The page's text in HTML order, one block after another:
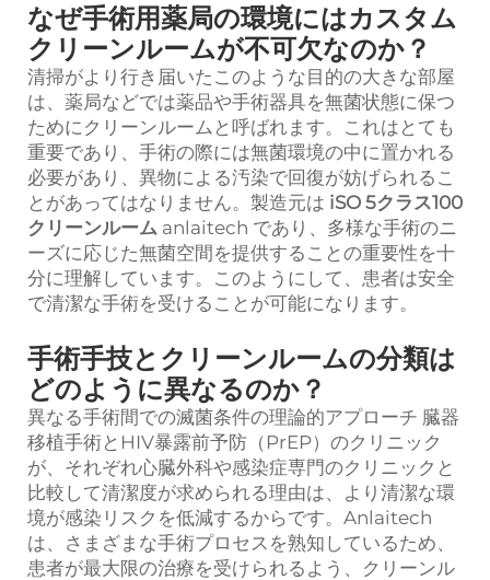
なぜ手術用薬局の環境にはカスタム
クリーンルームが不可欠なのか？
清掃がより行き届いたこのような目的の大きな部屋
は、薬局などでは薬品や手術器具を無菌状態に保つ
ためにクリーンルームと呼ばれます。これはとても
重要であり、手術の際には無菌環境の中に置かれる
必要があり、異物による汚染で回復が妨げられるこ
とがあってはなりません。製造元は iSO 5クラス100
クリーンルーム anlaitech であり、多様な手術のニ
ーズに応じた無菌空間を提供することの重要性を十
分に理解しています。このようにして、患者は安全
で清潔な手術を受けることが可能になります。
手術手技とクリーンルームの分類は
どのように異なるのか？
異なる手術間での滅菌条件の理論的アプローチ 臓器
移植手術とHIV暴露前予防（PrEP）のクリニック
が、それぞれ心臓外科や感染症専門のクリニックと
比較して清潔度が求められる理由は、より清潔な環
境が感染リスクを低減するからです。Anlaitech
は、さまざまな手術プロセスを熟知しているため、
患者が最大限の治療を受けられるよう、クリーンル